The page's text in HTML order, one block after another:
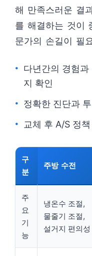
해 만족스러운 결
를 해결하는 것이
문가의 손길이 필
다년간의 경험
지 확인
정확한 진단과
교체 후 A/S 정
구
분
주방 수전
주
요
기
능
냉온수 조절,
물줄기 조절,
설거지 편의성